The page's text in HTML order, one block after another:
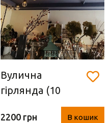
Вулична
гірлянда (10
2200 грн В кошик